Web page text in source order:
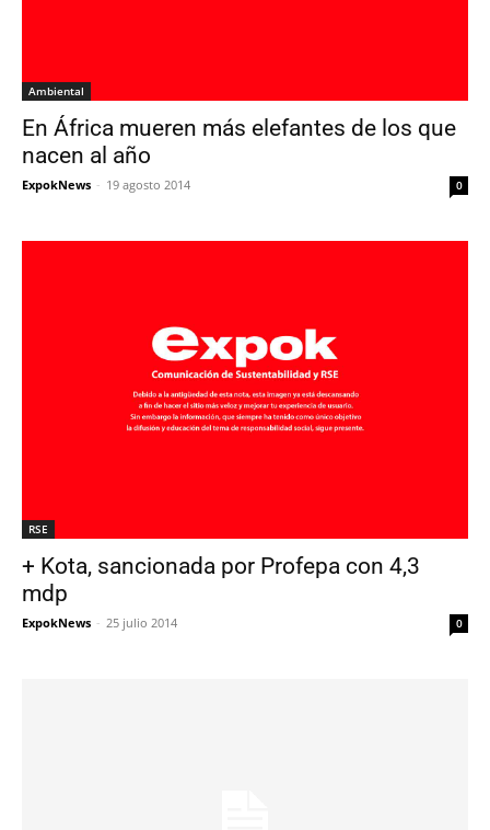
Ambiental
En África mueren más elefantes de los que
nacen al año
ExpokNews - 19 agosto 2014 0
RSE
+ Kota, sancionada por Profepa con 4,3
mdp
ExpokNews - 25 julio 2014 0